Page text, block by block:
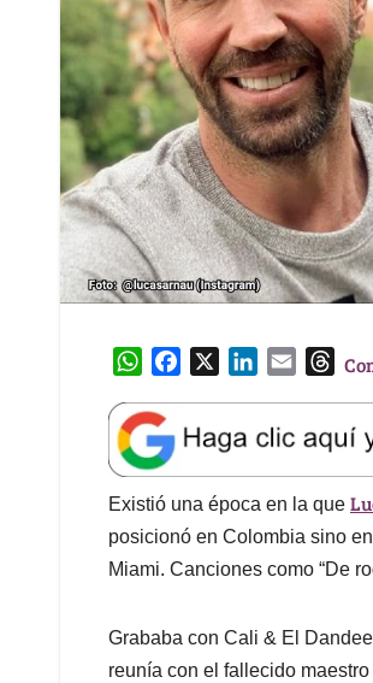
W
a
t
s
A
p
p
e
b
o
o
k
k
e
d
I
n
l
T
e
a
d
s
Existió una época en la que
posicionó en Colombia sino
Miami. Canciones como “De
Grababa con Cali & El
reunía con el fallecido